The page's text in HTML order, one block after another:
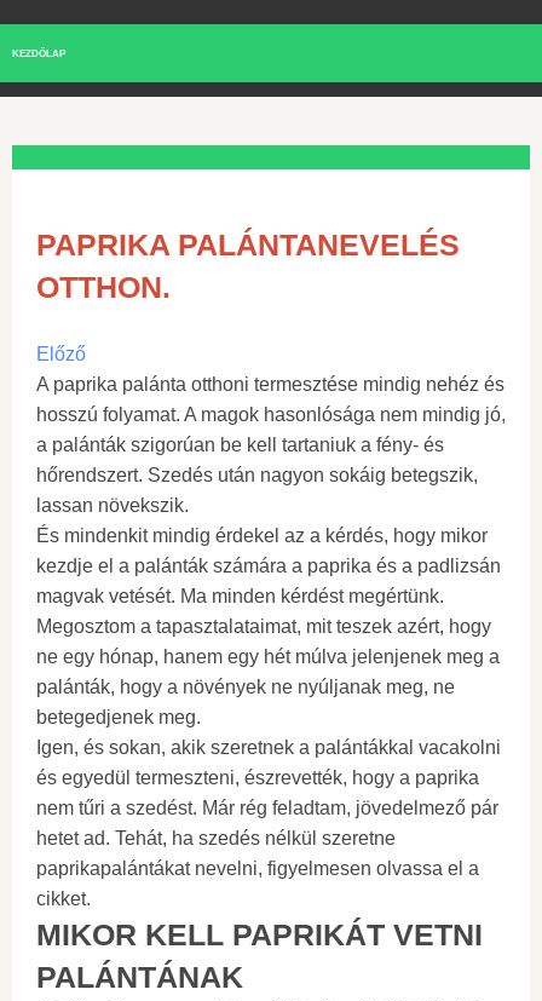
KEZDŐLAP
PAPRIKA PALÁNTANEVELÉS
OTTHON.
Előző
A paprika palánta otthoni termesztése mindig nehéz és
hosszú folyamat. A magok hasonlósága nem mindig jó,
a palánták szigorúan be kell tartaniuk a fény- és
hőrendszert. Szedés után nagyon sokáig betegszik,
lassan növekszik.
És mindenkit mindig érdekel az a kérdés, hogy mikor
kezdje el a palánták számára a paprika és a padlizsán
magvak vetését. Ma minden kérdést megértünk.
Megosztom a tapasztalataimat, mit teszek azért, hogy
ne egy hónap, hanem egy hét múlva jelenjenek meg a
palánták, hogy a növények ne nyúljanak meg, ne
betegedjenek meg.
Igen, és sokan, akik szeretnek a palántákkal vacakolni
és egyedül termeszteni, észrevették, hogy a paprika
nem tűri a szedést. Már rég feladtam, jövedelmező pár
hetet ad. Tehát, ha szedés nélkül szeretne
paprikapalántákat nevelni, figyelmesen olvassa el a
cikket.
MIKOR KELL PAPRIKÁT VETNI
PALÁNTÁNAK